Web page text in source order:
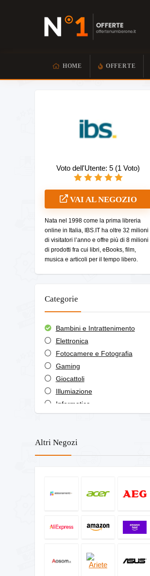
HOME OFFERTE
Voto dell'Utente: 5 (1 Voto)
VAI AL NEGOZIO
Nata nel 1998 come la prima libreria
online in Italia, IBS.IT ha oltre 32 milioni
di visitatori l’anno e offre più di 8 milioni
di prodotti fra cui libri, eBooks, film,
musica e articoli per il tempo libero.
Categorie
Bambini e Intrattenimento
Elettronica
Fotocamere e Fotografia
Gaming
Giocattoli
Illumiazione
Informatica
Servizi e abbonamenti
Tutte le categorie
Altri Negozi